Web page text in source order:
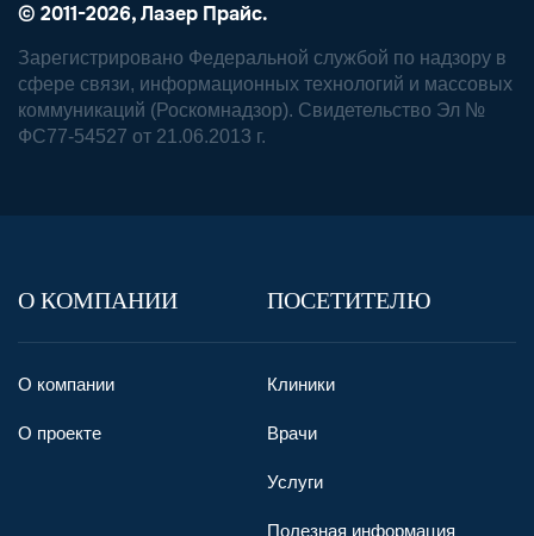
© 2011-2026, Лазер Прайс.
Зарегистрировано Федеральной службой по надзору в
сфере связи, информационных технологий и массовых
коммуникаций (Роскомнадзор). Свидетельство Эл №
ФС77-54527 от 21.06.2013 г.
О КОМПАНИИ
О компании
О проекте
ПОСЕТИТЕЛЮ
Клиники
Врачи
Услуги
Полезная информация